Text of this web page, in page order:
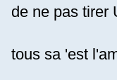
de ne pas tirer
tous sa 'est